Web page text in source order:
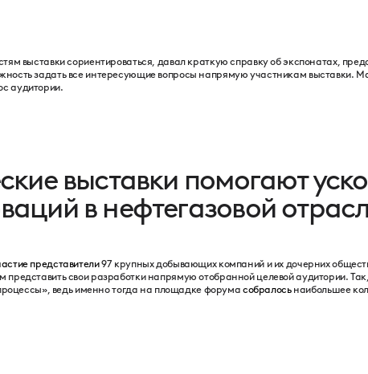
выставки сориентироваться, давал краткую справку об экспонатах,
задать все интересующие вопросы напрямую участникам выставки.
аудитории.
выставки помогают
в нефтегазовой
представители97 крупных добывающих компаний и их дочерних
представить свои разработки напрямую отобранной целевой аудитории.
ведь именно тогда на площадке форумасобралосьнаибольшее